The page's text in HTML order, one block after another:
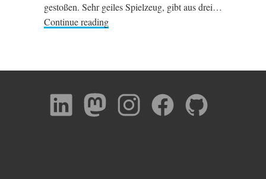
gestoßen. Sehr geiles Spielzeug, gibt aus drei…
Continue reading